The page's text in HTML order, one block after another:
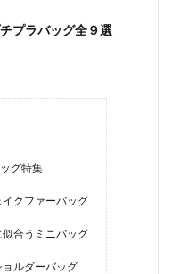
プラバッグ全９選
グ特集
イクファーバッグ
似合うミニバッグ
ョルダーバッグ